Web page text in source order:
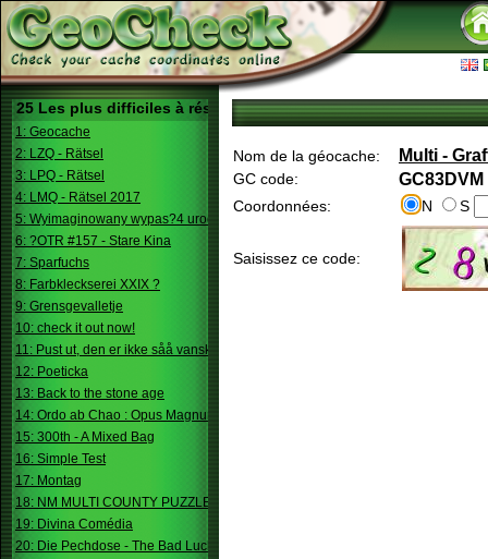
25 Les plus difficiles à résoudre
1: Geocache
2: LZQ - Rätsel
3: LPQ - Rätsel
4: LMQ - Rätsel 2017
5: Wyimaginowany wypas?4 urodziny
6: ?OTR #157 - Stare Kina
7: Sparfuchs
8: Farbkleckserei XXIX ?
9: Grensgevalletje
10: check it out now!
11: Pust ut, den er ikke såå vanskelig.
12: Poeticka
13: Back to the stone age
14: Ordo ab Chao : Opus Magnum
15: 300th - A Mixed Bag
16: Simple Test
17: Montag
18: NM MULTI COUNTY PUZZLE
19: Divina Comédia
20: Die Pechdose - The Bad Luck Box
Nom de la géocache: Multi -
GC code: GC83DVM
Coordonnées: N S
Saisissez ce code: